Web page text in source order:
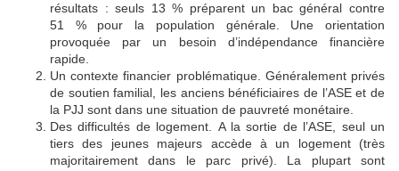
résultats : seuls 13 % préparent un bac général contre
51
% pour la population générale. Une orientation
provoquée par un besoin d’indépendance financière
rapide.
Un contexte financier problématique. Généralement privés
de soutien familial, les anciens bénéficiaires de l’ASE et de
la PJJ sont dans une situation de pauvreté monétaire.
Des difficultés de logement.
A la sortie de l’ASE, seul un
tiers des jeunes majeurs accède à un logement (très
majoritairement dans le parc privé). La plupart sont